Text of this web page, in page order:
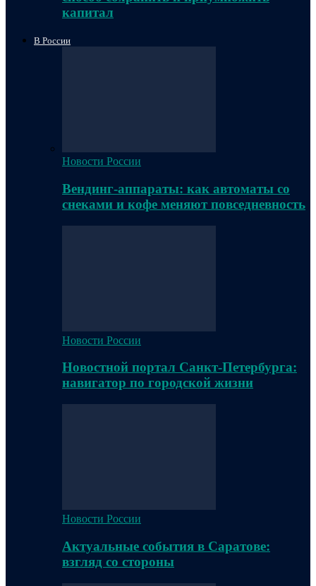
капитал
В России
Новости России
Вендинг-аппараты: как автоматы со
снеками и кофе меняют повседневность
Новости России
Новостной портал Санкт-Петербурга:
навигатор по городской жизни
Новости России
Актуальные события в Саратове:
взгляд со стороны